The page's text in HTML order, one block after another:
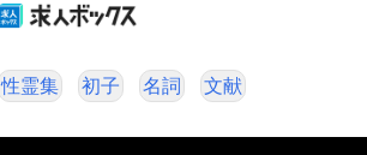
性霊集 初子 名詞 文献